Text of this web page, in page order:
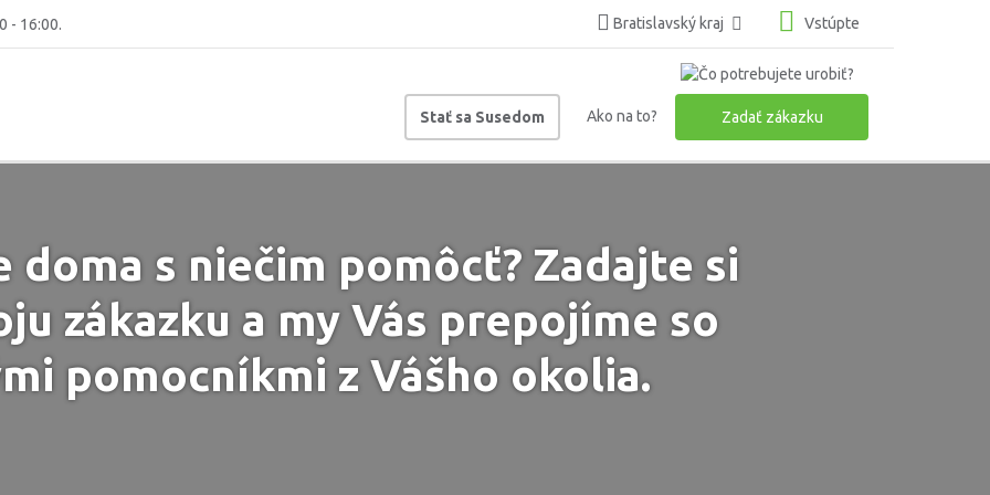
- 16:00. Bratislavský kraj Vstúpte
Stať sa Susedom Ako na to? Zadať zákazku
s niečim pomôcť? Zadajte si
zákazku a my Vás prepojíme so
pomocníkmi z Vášho okolia.